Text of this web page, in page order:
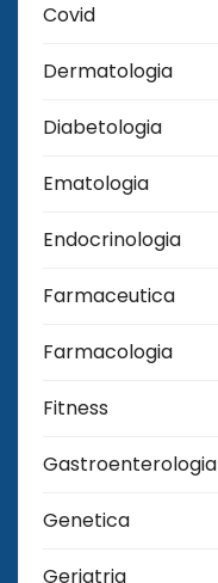
Covid
Dermatologia
Diabetologia
Ematologia
Endocrinologia
Farmaceutica
Farmacologia
Fitness
Gastroenterologia
Genetica
Geriatria